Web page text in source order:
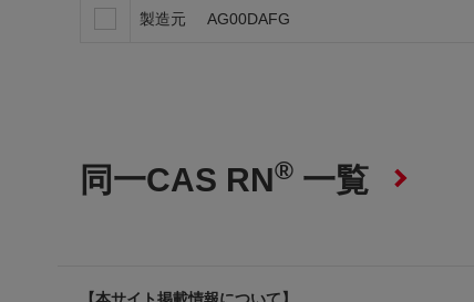
製造元 AG00DAFG
同一CAS RN® 一覧